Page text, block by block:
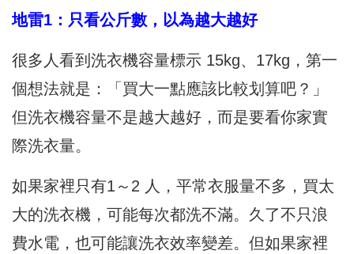
地雷1：只看公斤數，以為越大越好
很多人看到洗衣機容量標示 15kg、17kg，第一
個想法就是：「買大一點應該比較划算吧？」
但洗衣機容量不是越大越好，而是要看你家實
際洗衣量。
如果家裡只有1～2 人，平常衣服量不多，買太
大的洗衣機，可能每次都洗不滿。久了不只浪
費水電，也可能讓洗衣效率變差。但如果家裡